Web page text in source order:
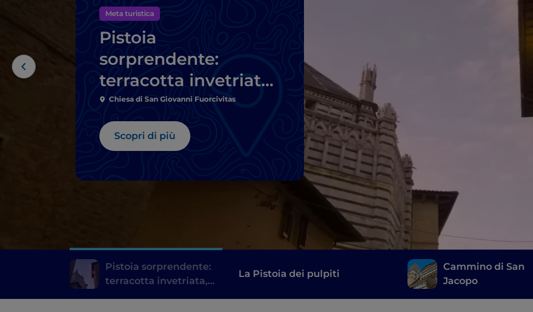
Meta turistica
Pistoia
sorprendente:
terracotta invetriata,
sotterranei, arte in
fattoria
Chiesa di San Giovanni Fuorcivitas
Scopri di più
Pistoia sorprendente:
terracotta invetriata,
La Pistoia dei pulpiti
Cammino di San
Jacopo